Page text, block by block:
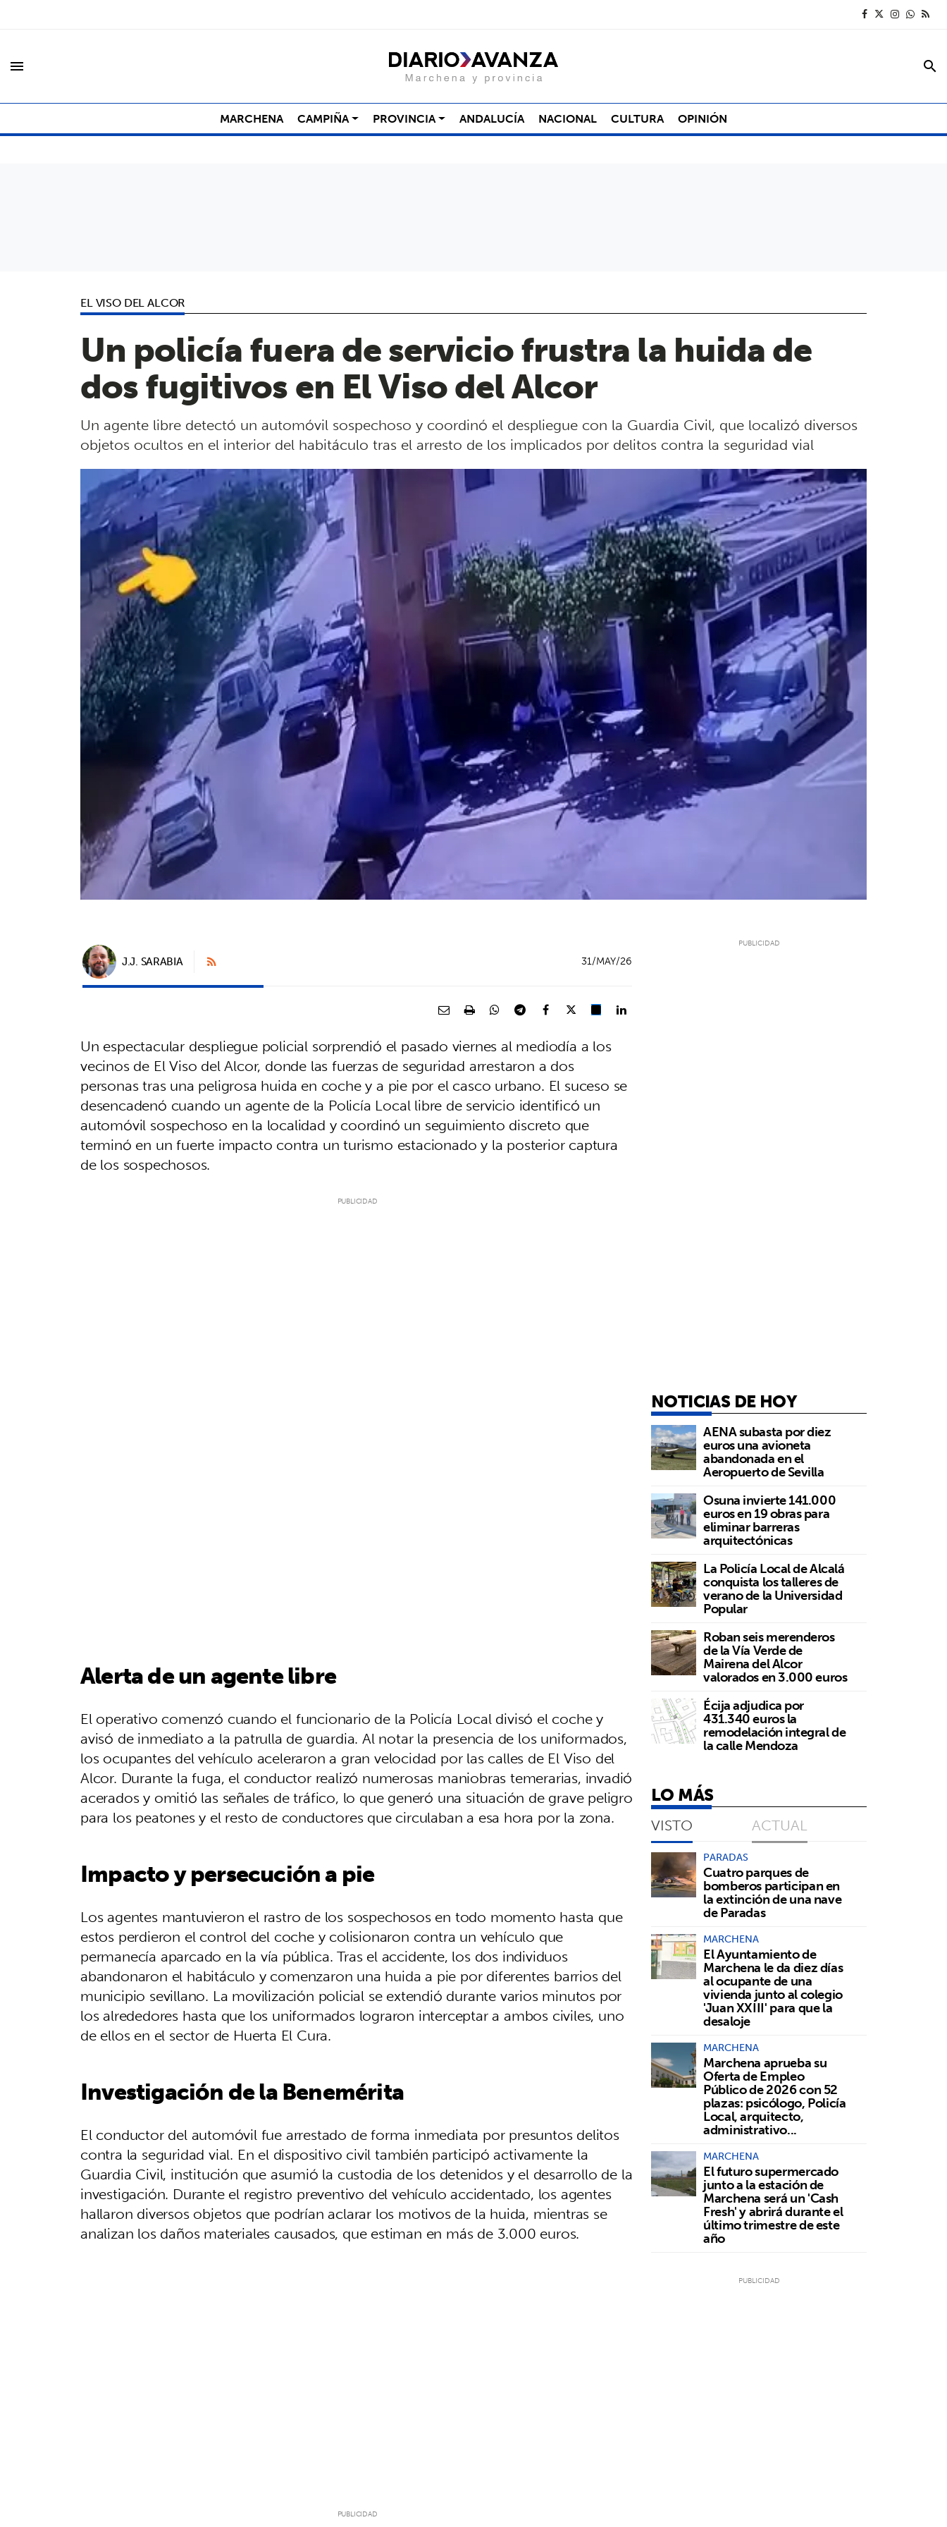
menu search
MARCHENA CAMPIÑA PROVINCIA ANDALUCÍA NACIONAL CULTURA OPINIÓN
EL VISO DEL ALCOR
Un policía fuera de servicio frustra la huida de
dos fugitivos en El Viso del Alcor
Un agente libre detectó un automóvil sospechoso y coordinó el despliegue con la Guardia Civil, que localizó diversos
objetos ocultos en el interior del habitáculo tras el arresto de los implicados por delitos contra la seguridad vial
J.J. SARABIA 31/MAY/26
Un espectacular despliegue policial sorprendió el pasado viernes al mediodía a los
vecinos de El Viso del Alcor, donde las fuerzas de seguridad arrestaron a dos
personas tras una peligrosa huida en coche y a pie por el casco urbano. El suceso se
desencadenó cuando un agente de la Policía Local libre de servicio identificó un
automóvil sospechoso en la localidad y coordinó un seguimiento discreto que
terminó en un fuerte impacto contra un turismo estacionado y la posterior captura
de los sospechosos.
Alerta de un agente libre
El operativo comenzó cuando el funcionario de la Policía Local divisó el coche y
avisó de inmediato a la patrulla de guardia. Al notar la presencia de los uniformados,
los ocupantes del vehículo aceleraron a gran velocidad por las calles de El Viso del
Alcor. Durante la fuga, el conductor realizó numerosas maniobras temerarias, invadió
acerados y omitió las señales de tráfico, lo que generó una situación de grave peligro
para los peatones y el resto de conductores que circulaban a esa hora por la zona.
Impacto y persecución a pie
Los agentes mantuvieron el rastro de los sospechosos en todo momento hasta que
estos perdieron el control del coche y colisionaron contra un vehículo que
permanecía aparcado en la vía pública. Tras el accidente, los dos individuos
abandonaron el habitáculo y comenzaron una huida a pie por diferentes barrios del
municipio sevillano. La movilización policial se extendió durante varios minutos por
los alrededores hasta que los uniformados lograron interceptar a ambos civiles, uno
de ellos en el sector de Huerta El Cura.
Investigación de la Benemérita
El conductor del automóvil fue arrestado de forma inmediata por presuntos delitos
contra la seguridad vial. En el dispositivo civil también participó activamente la
Guardia Civil, institución que asumió la custodia de los detenidos y el desarrollo de la
investigación. Durante el registro preventivo del vehículo accidentado, los agentes
hallaron diversos objetos que podrían aclarar los motivos de la huida, mientras se
analizan los daños materiales causados, que estiman en más de 3.000 euros.
NOTICIAS DE HOY
AENA subasta por diez
euros una avioneta
abandonada en el
Aeropuerto de Sevilla
Osuna invierte 141.000
euros en 19 obras para
eliminar barreras
arquitectónicas
La Policía Local de Alcalá
conquista los talleres de
verano de la Universidad
Popular
Roban seis merenderos
de la Vía Verde de
Mairena del Alcor
valorados en 3.000 euros
Écija adjudica por
431.340 euros la
remodelación integral de
la calle Mendoza
LO MÁS
VISTO ACTUAL
PARADAS
Cuatro parques de
bomberos participan en
la extinción de una nave
de Paradas
MARCHENA
El Ayuntamiento de
Marchena le da diez días
al ocupante de una
vivienda junto al colegio
'Juan XXIII' para que la
desaloje
MARCHENA
Marchena aprueba su
Oferta de Empleo
Público de 2026 con 52
plazas: psicólogo, Policía
Local, arquitecto,
administrativo...
MARCHENA
El futuro supermercado
junto a la estación de
Marchena será un 'Cash
Fresh' y abrirá durante el
último trimestre de este
año